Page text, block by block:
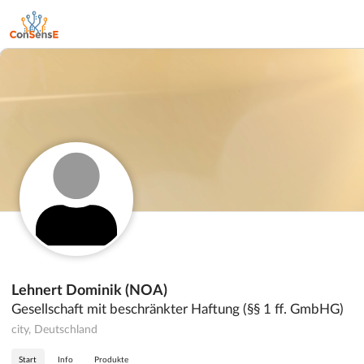
Lehnert Dominik (NOA)
Gesellschaft mit beschränkter Haftung (§§ 1 ff. GmbHG)
city, Deutschland
Start Info Produkte